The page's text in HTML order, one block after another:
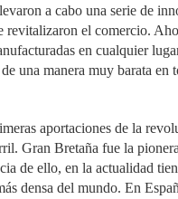
a cabo una serie de
revitalizaron el comercio.
en cualquier
una manera muy barata en
aportaciones de la
Gran Bretaña fue la
de ello, en la actualidad
densa del mundo. En